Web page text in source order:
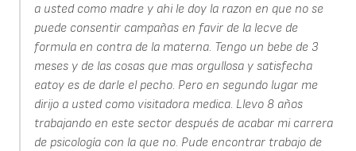
a usted como madre y ahi le doy la razon en que no se
puede consentir campañas en favir de la lecve de
formula en contra de la materna. Tengo un bebe de 3
meses y de las cosas que mas orgullosa y satisfecha
eatoy es de darle el pecho. Pero en segundo lugar me
dirijo a usted como visitadora medica. Llevo 8 años
trabajando en este sector después de acabar mi carrera
de psicología con la que no. Pude encontrar trabajo de